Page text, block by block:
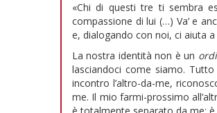
«Chi di questi tre ti sembra
compassione di lui (…) Va’ e
e, dialogando con noi, ci aiuta
La nostra identità non è un
lasciandoci come siamo.
incontro l’altro-da-me,
me. Il mio farmi-prossimo